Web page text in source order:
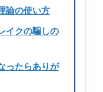
論の使い方
イクの騙しの
ったらありが